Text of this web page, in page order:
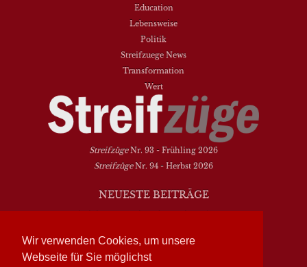
Wir verwenden Cookies, um unsere
Webseite für Sie möglichst
Education
Lebensweise
Politik
Streifzuege News
Transformation
Wert
StreifzügeNr. 93 - Frühling 2026
StreifzügeNr. 94 - Herbst 2026
NEUESTE BEITRÄGE
Das Elend der Soziologie
Hymne. Kanon. Ohrwurm